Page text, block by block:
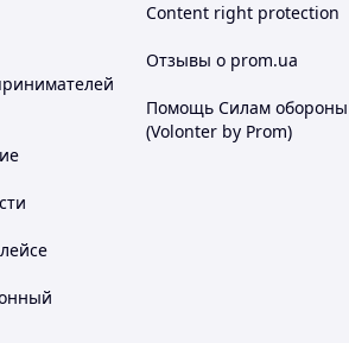
Content right protection
Отзывы о prom.ua
Помощь Силам обороны
(Volonter by Prom)